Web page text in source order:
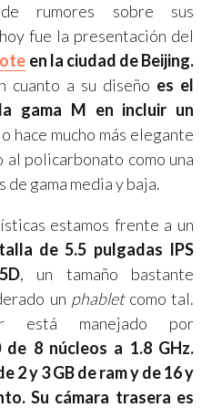
rumores sobre sus
fue la presentación del
en la ciudad de Beijing.
cuanto a su diseño es el
gama M en incluir un
hace mucho más elegante
policarbonato como una
gama media y baja.
estamos frente a un
de 5.5 pulgadas IPS
, un tamaño bastante
un phabletcomo tal.
está manejado por
de 8 núcleos a 1.8 GHz.
2 y 3 GB de ram y de 16 y
Su cámara trasera es